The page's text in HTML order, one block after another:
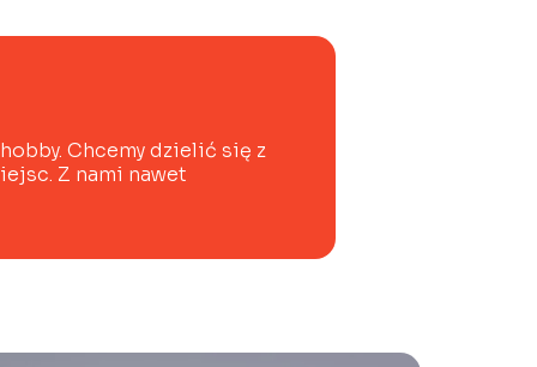
Chcemy dzielić się z
Z nami nawet